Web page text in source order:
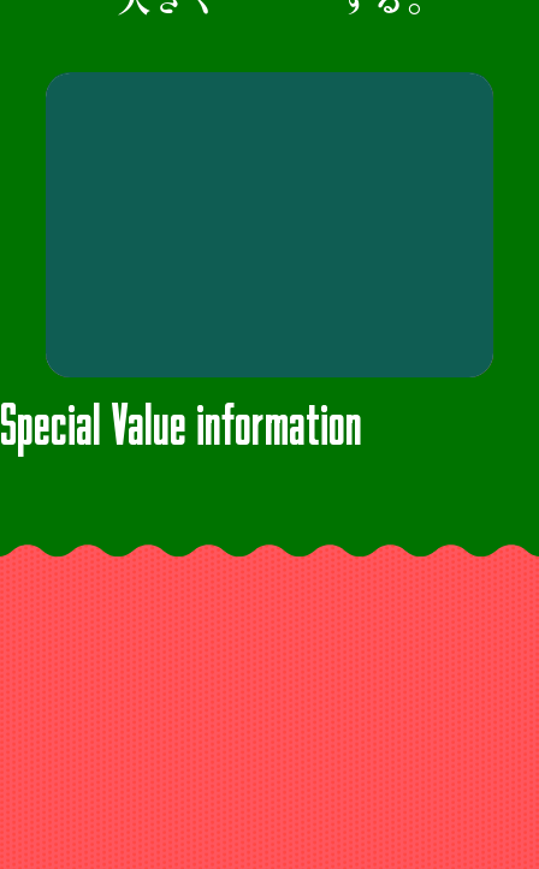
Special Value information
Suicaカードを使っている、あなた。
電車に乗る、お買いものをする。そのすべてに、
1.5%分のポイントが付く方法があります。
どこで使うか、いつ使うかは、関係ない。
ただひとつ、チャージの仕方を変えるだけ。